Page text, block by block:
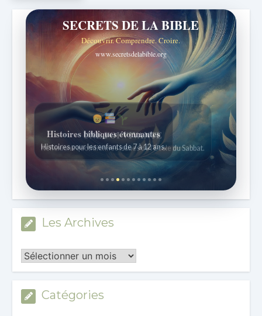
SECRETS DE LA BIBLE
Découvrir. Comprendre. Croire.
www.secretsdelabible.org
Histoires bibliques étonnantes
Histoires pour les enfants de 7 à 12 ans.
Les Archives
Les
Archives
Catégories